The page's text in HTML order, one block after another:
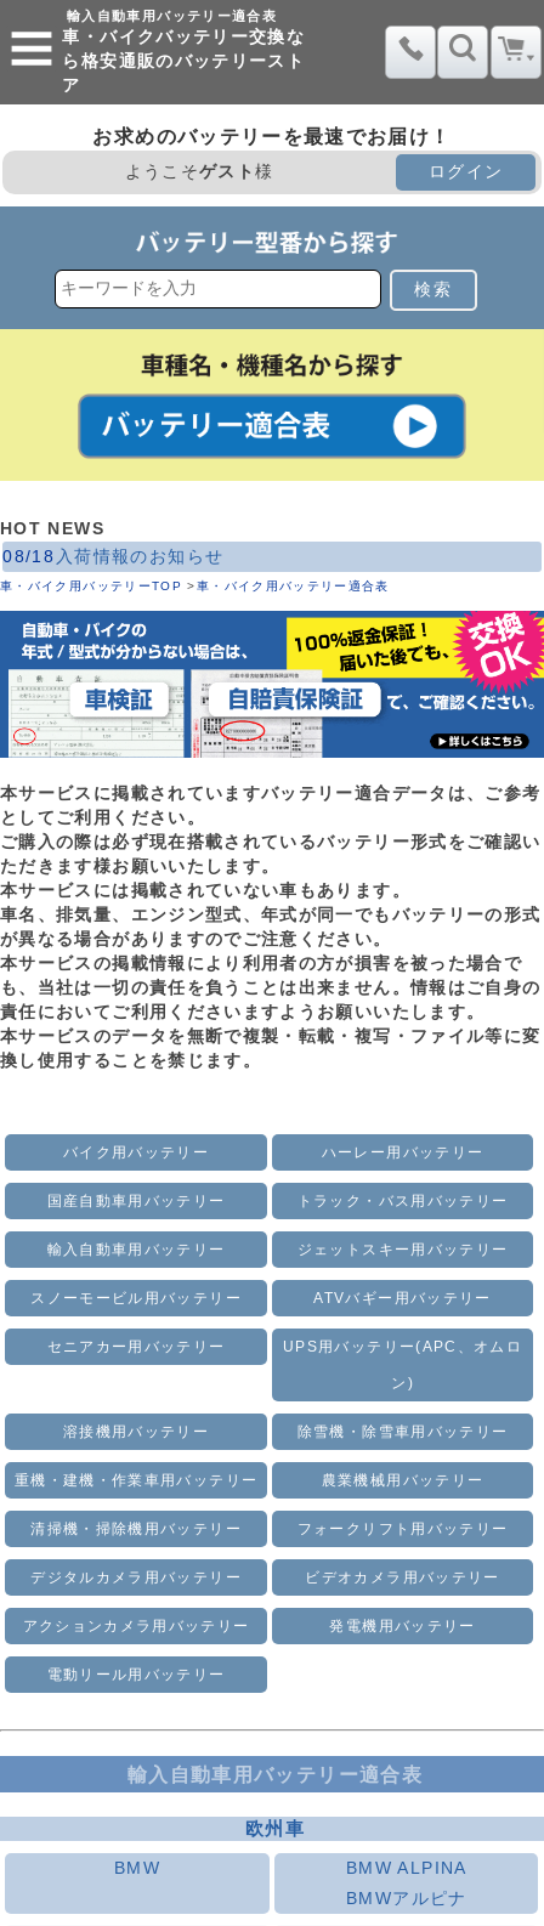
輸入自動車用バッテリー適合表
車・バイクバッテリー交換な
ら格安通販のバッテリースト
ア
お求めのバッテリーを最速でお届け！
ようこそゲスト様 ログイン
検索
HOT NEWS
08/18 入荷情報のお知らせ
車・バイク用バッテリーTOP >車・バイク用バッテリー適合表
本サービスに掲載されていますバッテリー適合データは、ご参考
としてご利用ください。
ご購入の際は必ず現在搭載されているバッテリー形式をご確認い
ただきます様お願いいたします。
本サービスには掲載されていない車もあります。
車名、排気量、エンジン型式、年式が同一でもバッテリーの形式
が異なる場合がありますのでご注意ください。
本サービスの掲載情報により利用者の方が損害を被った場合で
も、当社は一切の責任を負うことは出来ません。情報はご自身の
責任においてご利用くださいますようお願いいたします。
本サービスのデータを無断で複製・転載・複写・ファイル等に変
換し使用することを禁じます。
バイク用バッテリー ハーレー用バッテリー
国産自動車用バッテリー トラック・バス用バッテリー
輸入自動車用バッテリー ジェットスキー用バッテリー
スノーモービル用バッテリー ATVバギー用バッテリー
セニアカー用バッテリー UPS用バッテリー(APC、オムロ
ン)
溶接機用バッテリー 除雪機・除雪車用バッテリー
重機・建機・作業車用バッテリー 農業機械用バッテリー
清掃機・掃除機用バッテリー フォークリフト用バッテリー
デジタルカメラ用バッテリー ビデオカメラ用バッテリー
アクションカメラ用バッテリー 発電機用バッテリー
電動リール用バッテリー
輸入自動車用バッテリー適合表
欧州車
BMW
BMW ALPINA
BMWアルピナ